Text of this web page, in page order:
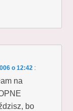
o 12:42 :
na
bo